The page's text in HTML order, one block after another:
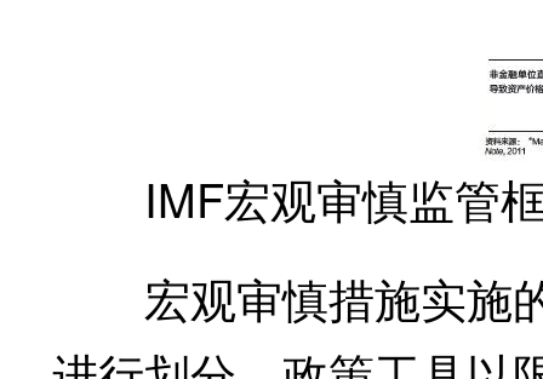
IMF宏观审慎监管
宏观审慎措施实施